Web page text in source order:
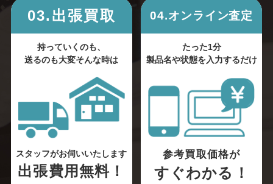
03.出張買取
持っていくのも、
送るのも大変そんな時は
スタッフがお伺いいたします
出張費用無料！
04.オンライン査定
たった1分
製品名や状態を入力するだけ
参考買取価格が
すぐわかる！